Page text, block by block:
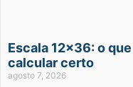
Escala 12×36: o
calcular certo
agosto 7, 2026